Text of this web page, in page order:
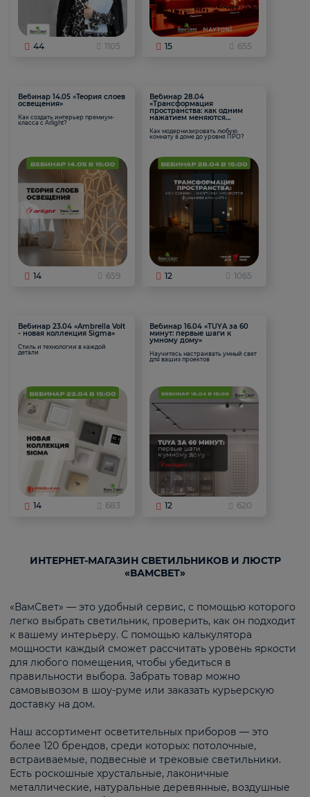
44 1105 15 655
Вебинар 14.05 «Теория слоев
освещения»
Как создать интерьер премиум-
класса с Arlight?
14 659
Вебинар 28.04
«Трансформация
пространства: как одним
нажатием меняются
Как модернизировать любую
комнату в доме до уровня ПРО?
12 1065
Вебинар 23.04 «Ambrella Volt
- новая коллекция Sigma»
Стиль и технологии в каждой
детали
14 683
Вебинар 16.04 «TUYA за 60
минут: первые шаги к
умному дому»
Научитесь настраивать умный свет
для ваших проектов
12 620
ИНТЕРНЕТ-МАГАЗИН СВЕТИЛЬНИКОВ И ЛЮСТР
«ВАМСВЕТ»
«ВамСвет» — это удобный сервис, с помощью которого
легко выбрать светильник, проверить, как он подходит
к вашему интерьеру. С помощью калькулятора
мощности каждый сможет рассчитать уровень яркости
для любого помещения, чтобы убедиться в
правильности выбора. Забрать товар можно
самовывозом в шоу-руме или заказать курьерскую
доставку на дом.
Наш ассортимент осветительных приборов — это
более 120 брендов, среди которых: потолочные,
встраиваемые, подвесные и трековые светильники.
Есть роскошные хрустальные, лаконичные
металлические, натуральные деревянные, воздушные